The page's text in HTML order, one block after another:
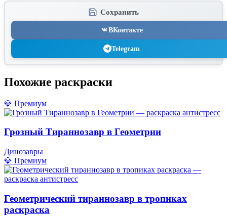
Сохранить
ВКонтакте
Telegram
Похожие раскраски
💎 Премиум
Грозный Тираннозавр в Геометрии
Динозавры
💎 Премиум
Геометрический тираннозавр в тропиках
раскраска